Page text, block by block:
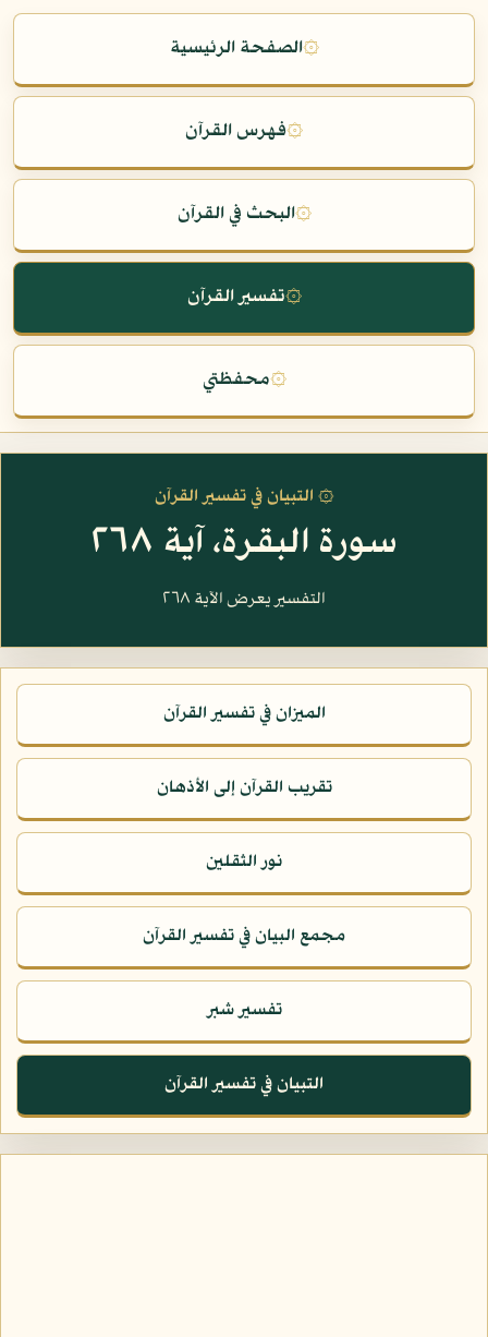
۞الصفحة الرئيسية
۞فهرس القرآن
۞البحث في القرآن
۞تفسير القرآن
۞محفظتي
۞ التبيان في تفسير القرآن
سورة البقرة، آية ٢٦٨
التفسير يعرض الآية ٢٦٨
الميزان في تفسير القرآن
تقريب القرآن إلى الأذهان
نور الثقلين
مجمع البيان في تفسير القرآن
تفسير شبر
التبيان في تفسير القرآن